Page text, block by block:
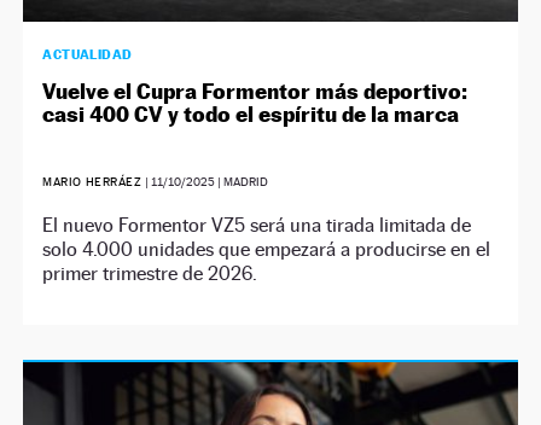
ACTUALIDAD
Vuelve el Cupra Formentor más deportivo:
casi 400 CV y todo el espíritu de la marca
MARIO HERRÁEZ | 11/10/2025 | MADRID
El nuevo Formentor VZ5 será una tirada limitada de
solo 4.000 unidades que empezará a producirse en el
primer trimestre de 2026.